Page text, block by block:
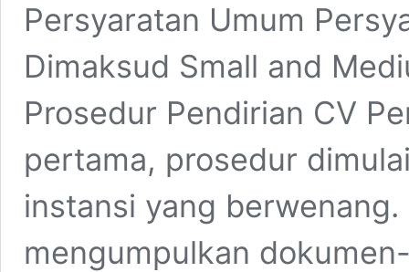
Persyaratan Umum
Dimaksud Small and
Prosedur Pendirian CV
pertama, prosedur
instansi yang
mengumpulkan